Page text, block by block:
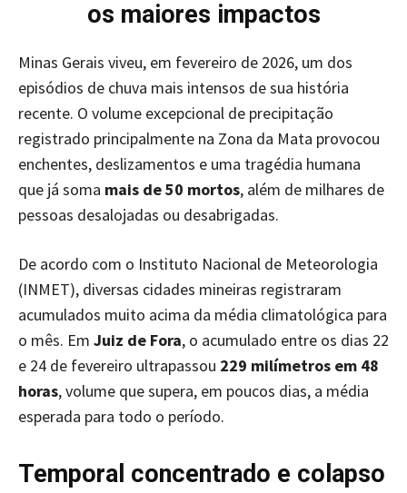
os maiores impactos
Minas Gerais viveu, em fevereiro de 2026, um dos
episódios de chuva mais intensos de sua história
recente. O volume excepcional de precipitação
registrado principalmente na Zona da Mata provocou
enchentes, deslizamentos e uma tragédia humana
que já soma mais de 50 mortos, além de milhares de
pessoas desalojadas ou desabrigadas.
De acordo com o Instituto Nacional de Meteorologia
(INMET), diversas cidades mineiras registraram
acumulados muito acima da média climatológica para
o mês. Em Juiz de Fora, o acumulado entre os dias 22
e 24 de fevereiro ultrapassou 229 milímetros em 48
horas, volume que supera, em poucos dias, a média
esperada para todo o período.
Temporal concentrado e colapso